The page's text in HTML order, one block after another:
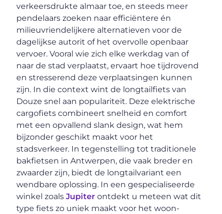
verkeersdrukte almaar toe, en steeds meer
pendelaars zoeken naar efficiëntere én
milieuvriendelijkere alternatieven voor de
dagelijkse autorit of het overvolle openbaar
vervoer. Vooral wie zich elke werkdag van of
naar de stad verplaatst, ervaart hoe tijdrovend
en stresserend deze verplaatsingen kunnen
zijn. In die context wint de longtailfiets van
Douze snel aan populariteit. Deze elektrische
cargofiets combineert snelheid en comfort
met een opvallend slank design, wat hem
bijzonder geschikt maakt voor het
stadsverkeer. In tegenstelling tot traditionele
bakfietsen in Antwerpen, die vaak breder en
zwaarder zijn, biedt de longtailvariant een
wendbare oplossing. In een gespecialiseerde
winkel zoalsJupiter ontdekt u meteen wat dit
type fiets zo uniek maakt voor het woon-